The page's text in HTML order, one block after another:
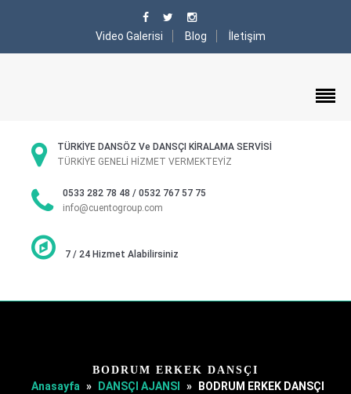
Video Galerisi Blog İletişim
TÜRKİYE DANSÖZ Ve DANSÇI KİRALAMA SERVİSİ
TÜRKİYE GENELİ HİZMET VERMEKTEYİZ
0533 282 78 48 / 0532 767 57 75
info@cuentogroup.com
7 / 24 Hizmet Alabilirsiniz
BODRUM ERKEK DANSÇI
Anasayfa » DANSÇI AJANSI » BODRUM ERKEK DANSÇI